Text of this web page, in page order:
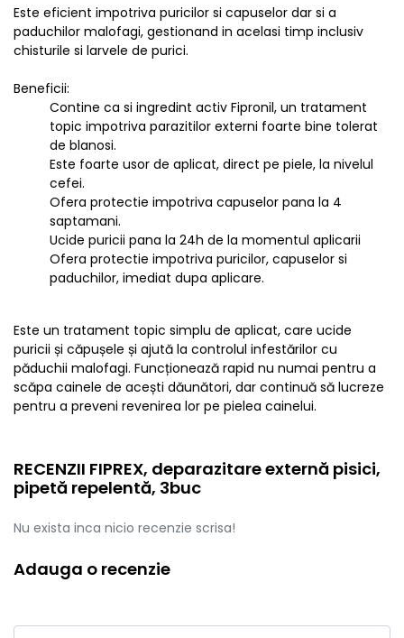
Este eficient impotriva puricilor si capuselor dar si a
paduchilor malofagi, gestionand in acelasi timp inclusiv
chisturile si larvele de purici.
Beneficii:
Contine ca si ingredint activ Fipronil, un tratament
topic impotriva parazitilor externi foarte bine tolerat
de blanosi.
Este foarte usor de aplicat, direct pe piele, la nivelul
cefei.
Ofera protectie impotriva capuselor pana la 4
saptamani.
Ucide puricii pana la 24h de la momentul aplicarii
Ofera protectie impotriva puricilor, capuselor si
paduchilor, imediat dupa aplicare.
Este un tratament topic simplu de aplicat, care ucide
puricii și căpușele și ajută la controlul infestărilor cu
păduchii malofagi. Funcționează rapid nu numai pentru a
scăpa cainele de acești dăunători, dar continuă să lucreze
pentru a preveni revenirea lor pe pielea cainelui.
RECENZII FIPREX, deparazitare externă pisici,
pipetă repelentă, 3buc
Nu exista inca nicio recenzie scrisa!
Adauga o recenzie